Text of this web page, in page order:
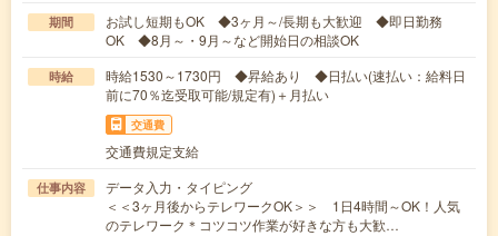
期間
お試し短期もOK ◆3ヶ月～/長期も大歓迎 ◆即日勤務
OK ◆8月～・9月～など開始日の相談OK
時給
時給1530～1730円 ◆昇給あり ◆日払い(速払い：給料日
前に70％迄受取可能/規定有)＋月払い
交通費
交通費規定支給
仕事内容
データ入力・タイピング
＜＜3ヶ月後からテレワークOK＞＞ 1日4時間～OK！人気
のテレワーク＊コツコツ作業が好きな方も大歓…